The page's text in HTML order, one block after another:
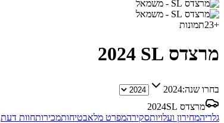
+
23תמונות
מרצדס SL 2024
בחרו שנה:2024
מרצדס SL
2024
גלריהמחירון ועלויותסקירהמפרט מלאבטיחותמכירותחוות דעת